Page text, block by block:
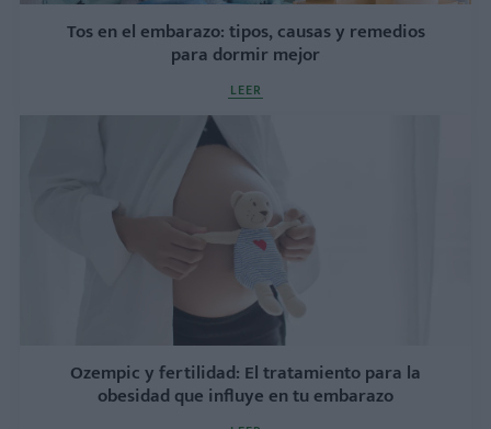
Tos en el embarazo: tipos, causas y remedios
para dormir mejor
LEER
Ozempic y fertilidad: El tratamiento para la
obesidad que influye en tu embarazo